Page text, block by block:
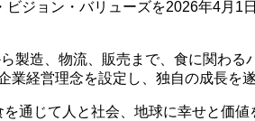
ジョン・バリューズを2026年4月
製造、物流、販売まで、食に関わ
経営理念を設定し、独自の成長を遂
通じて人と社会、地球に幸せと価